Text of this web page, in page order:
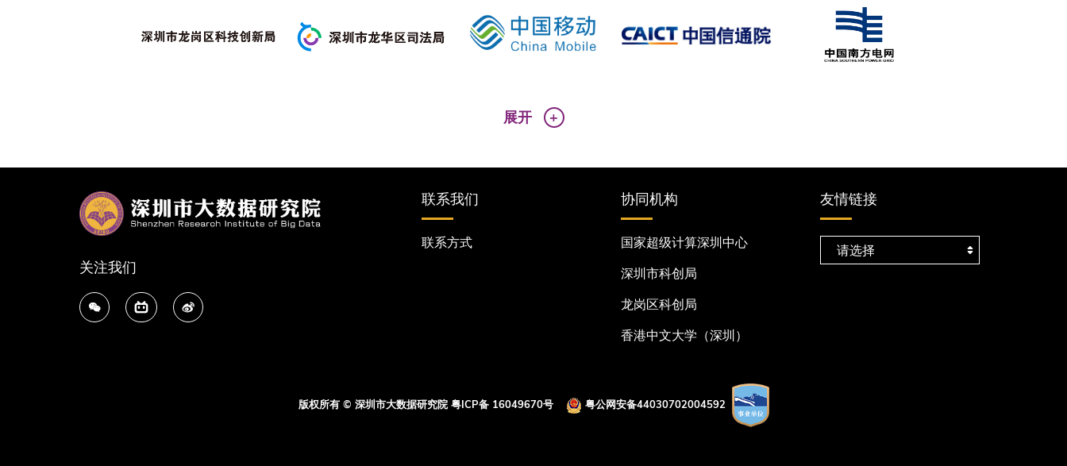
展开
关注我们
联系我们
联系方式
协同机构
国家超级计算深圳中心
深圳市科创局
龙岗区科创局
香港中文大学（深圳）
友情链接
版权所有 © 深圳市大数据研究院 粤ICP备 16049670号 粤公网安备44030702004592